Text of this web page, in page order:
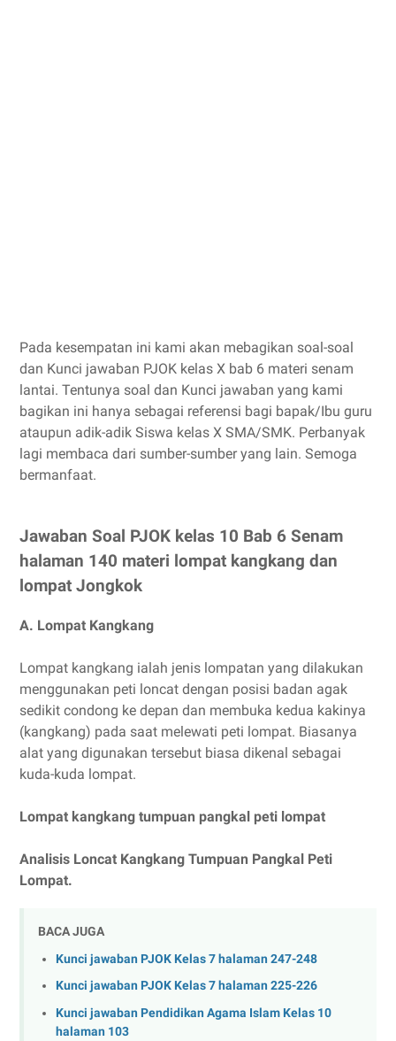
Pada kesempatan ini kami akan mebagikan soal-soal
dan Kunci jawaban PJOK kelas X bab 6 materi senam
lantai. Tentunya soal dan Kunci jawaban yang kami
bagikan ini hanya sebagai referensi bagi bapak/Ibu guru
ataupun adik-adik Siswa kelas X SMA/SMK. Perbanyak
lagi membaca dari sumber-sumber yang lain. Semoga
bermanfaat.
Jawaban Soal PJOK kelas 10 Bab 6 Senam
halaman 140 materi lompat kangkang dan
lompat Jongkok
A. Lompat Kangkang
Lompat kangkang ialah jenis lompatan yang dilakukan
menggunakan peti loncat dengan posisi badan agak
sedikit condong ke depan dan membuka kedua kakinya
(kangkang) pada saat melewati peti lompat. Biasanya
alat yang digunakan tersebut biasa dikenal sebagai
kuda-kuda lompat.
Lompat kangkang tumpuan pangkal peti lompat
Analisis Loncat Kangkang Tumpuan Pangkal Peti
Lompat.
BACA JUGA
Kunci jawaban PJOK Kelas 7 halaman 247-248
Kunci jawaban PJOK Kelas 7 halaman 225-226
Kunci jawaban Pendidikan Agama Islam Kelas 10
halaman 103